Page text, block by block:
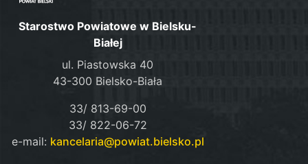
Starostwo Powiatowe w Bielsku-
Białej
ul. Piastowska 40
43-300 Bielsko-Biała
33/ 813-69-00
33/ 822-06-72
e-mail: kancelaria@powiat.bielsko.pl